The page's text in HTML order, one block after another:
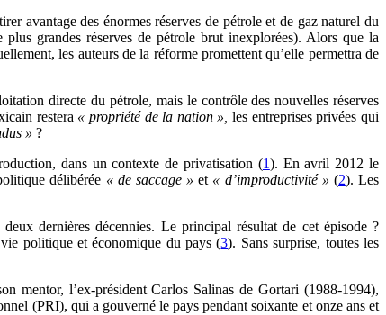
avantage des énormes réserves de pétrole et de gaz naturel du
grandes réserves de pétrole brut inexplorées). Alors que la
les auteurs de la réforme promettent qu’elle permettra de
directe du pétrole, mais le contrôle des nouvelles réserves
restera « propriété de la nation », les entreprises privées qui
» ?
dans un contexte de privatisation (1). En avril 2012 le
délibérée « de saccage » et « d’improductivité » (2). Les
dernières décennies. Le principal résultat de cet épisode ?
politique et économique du pays (3). Sans surprise, toutes les
mentor, l’ex-président Carlos Salinas de Gortari (1988-1994),
(PRI), qui a gouverné le pays pendant soixante et onze ans et